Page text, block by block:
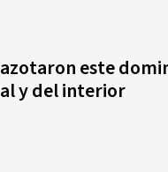
este
y del interior